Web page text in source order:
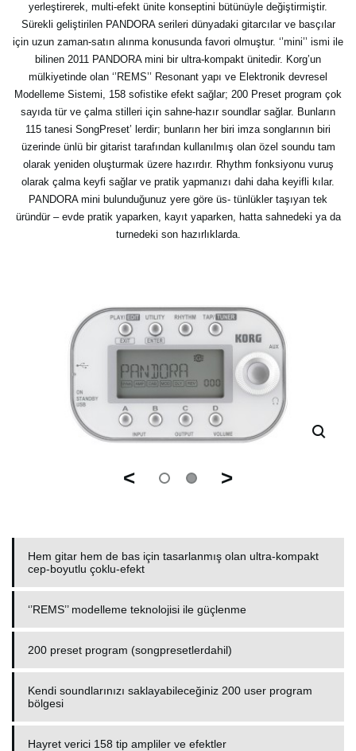
yerleştirerek, multi-efekt ünite konseptini bütünüyle değiştirmiştir.
Sürekli geliştirilen PANDORA serileri dünyadaki gitarcılar ve basçılar
için uzun zaman-satın alınma konusunda favori olmuştur. ‘’mini’’ ismi ile
bilinen 2011 PANDORA mini bir ultra-kompakt ünitedir. Korg’un
mülkiyetinde olan ‘’REMS’’ Resonant yapı ve Elektronik devresel
Modelleme Sistemi, 158 sofistike efekt sağlar; 200 Preset program çok
sayıda tür ve çalma stilleri için sahne-hazır soundlar sağlar. Bunların
115 tanesi SongPreset’ lerdir; bunların her biri imza songlarının biri
üzerinde ünlü bir gitarist tarafından kullanılmış olan özel soundu tam
olarak yeniden oluşturmak üzere hazırdır. Rhythm fonksiyonu vuruş
olarak çalma keyfi sağlar ve pratik yapmanızı dahi daha keyifli kılar.
PANDORA mini bulunduğunuz yere göre üs- tünlükler taşıyan tek
üründür – evde pratik yaparken, kayıt yaparken, hatta sahnedeki ya da
turnedeki son hazırlıklarda.
< >
Hem gitar hem de bas için tasarlanmış olan ultra-kompakt
cep-boyutlu çoklu-efekt
‘’REMS’’ modelleme teknolojisi ile güçlenme
200 preset program (songpresetlerdahil)
Kendi soundlarınızı saklayabileceğiniz 200 user program
bölgesi
Hayret verici 158 tip ampliler ve efektler